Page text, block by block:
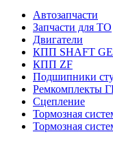
Автозапчасти
Запчасти для ТО
Двигатели
КПП SHAFT
КПП ZF
Подшипники
Ремкомплекты
Сцепление
Тормозная
Тормозная